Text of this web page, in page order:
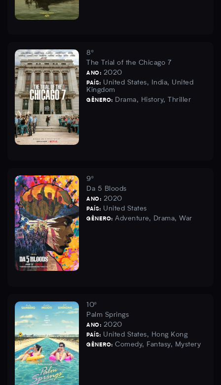
8º
The Trial of the Chicago 7
ANO: 2020
PAÍS: United States, India, United
Kingdom
GÊNERO: Drama, History, Thriller
9º
Da 5 Bloods
ANO: 2020
PAÍS: United States
GÊNERO: Adventure, Drama, War
10º
Palm Springs
ANO: 2020
PAÍS: United States, Hong Kong
GÊNERO: Comedy, Fantasy, Mystery